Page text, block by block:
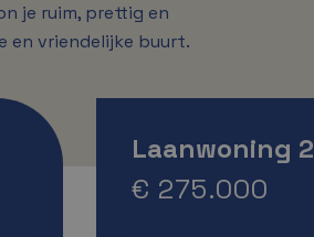
je ruim, prettig en
en vriendelijke buurt.
A+++
Laanwoning 2
€ 275.000